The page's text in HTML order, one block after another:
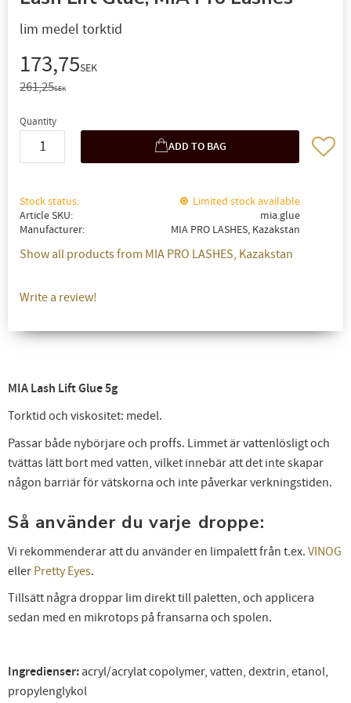
lim medel torktid
Reduced price:
173,75SEK
Original price:
261,25SEK
Quantity
Add to
Stock status
Limited stock available
Article SKU
mia.glue
Manufacturer
MIA PRO LASHES, Kazakstan
Show all products from MIA PRO LASHES, Kazakstan
Write a review!
MIA Lash Lift Glue 5g
Torktid och viskositet: medel.
Passar både nybörjare och proffs. Limmet är vattenlösligt och
tvättas lätt bort med vatten, vilket innebär att det inte skapar
någon barriär för vätskorna och inte påverkar verkningstiden.
Så använder du varje droppe:
Vi rekommenderar att du använder en limpalett från t.ex. VINOG
eller Pretty Eyes.
Tillsätt några droppar lim direkt till paletten, och applicera
sedan med en mikrotops på fransarna och spolen.
Ingredienser: acryl/acrylat copolymer, vatten, dextrin, etanol,
propylenglykol
beställning. Passa på att få exclusiva erbjudanden och